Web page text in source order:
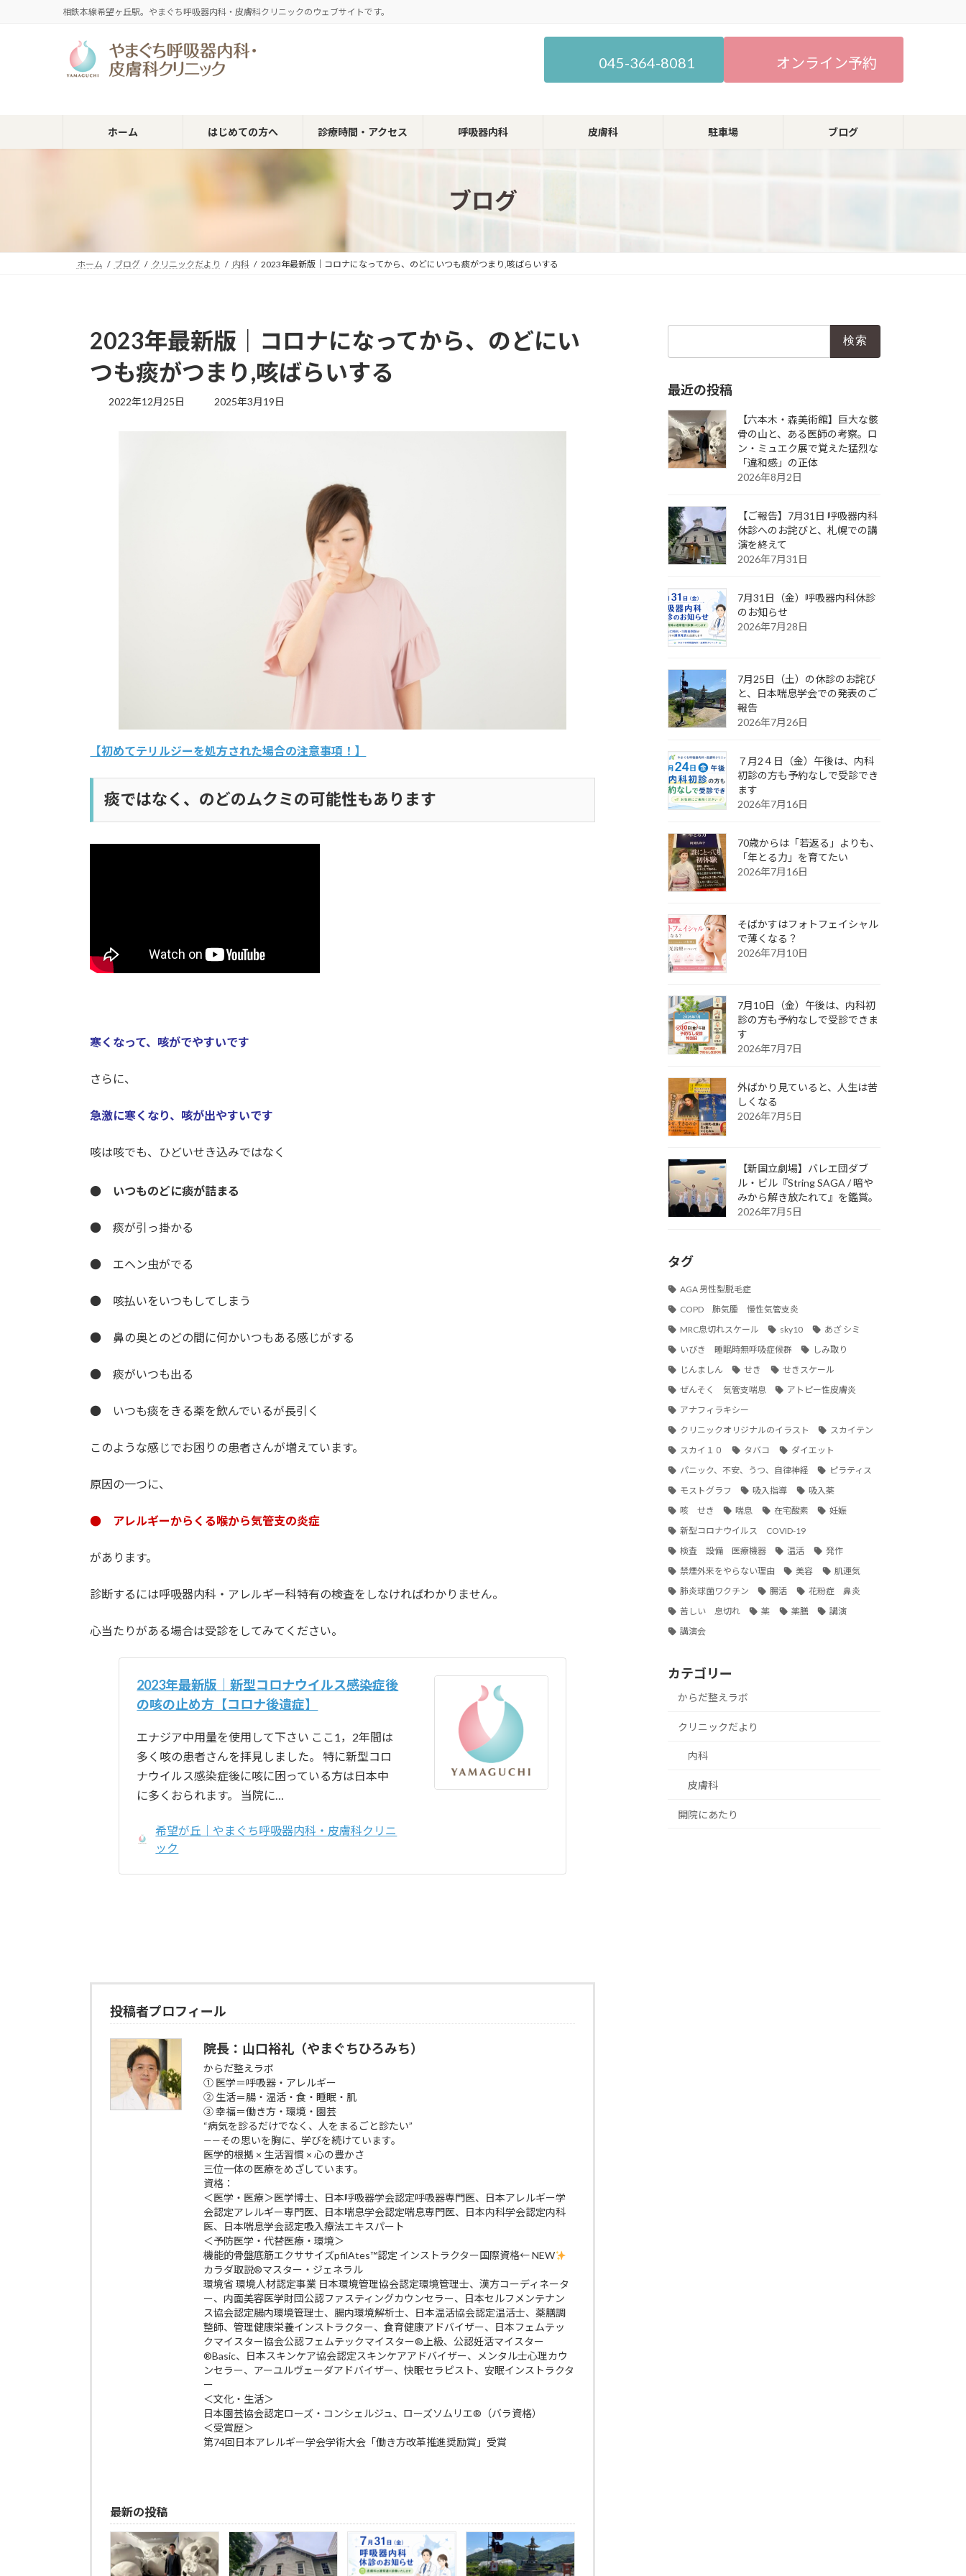
ッ
移
相鉄本線希望ヶ丘駅。やまぐち呼吸器内科・皮膚科クリニックのウェブサイトです。
045-364-8081 オンライン予約
ホーム はじめての方へ 診療時間・アクセス 呼吸器内科 皮膚科 駐車場 ブログ
ブログ
ホーム ブログ クリニックだより 内科 2023年最新版｜コロナになってから、のどにいつも痰がつまり,咳ばらいする
2023年最新版｜コロナになってから、のどにい
つも痰がつまり,咳ばらいする
2022年12月25日
最
2025年3月19日
【初めてテリルジーを処方された場合の注意事項！】
痰ではなく、のどのムクミの可能性もあります
寒くなって、咳がでやすいです
さらに、
急激に寒くなり、咳が出やすいです
咳は咳でも、ひどいせき込みではなく
● いつものどに痰が詰まる
● 痰が引っ掛かる
● エヘン虫がでる
● 咳払いをいつもしてしまう
● 鼻の奥とのどの間に何かいつもある感じがする
● 痰がいつも出る
● いつも痰をきる薬を飲んでいるが長引く
このような感じでお困りの患者さんが増えています。
原因の一つに、
● アレルギーからくる喉から気管支の炎症
があります。
診断するには呼吸器内科・アレルギー科特有の検査をしなければわかりません。
心当たりがある場合は受診をしてみてください。
2023年最新版｜新型コロナウイルス感染症後
の咳の止め方【コロナ後遺症】
エナジア中用量を使用して下さい ここ1，2年間は
多く咳の患者さんを拝見しました。 特に新型コロ
ナウイルス感染症後に咳に困っている方は日本中
に多くおられます。 当院に…
希望が丘｜やまぐち呼吸器内科・皮膚科クリニ
ック
投稿者プロフィール
院長：山口裕礼（やまぐちひろみち）
からだ整えラボ
① 医学＝呼吸器・アレルギー
② 生活＝腸・温活・食・睡眠・肌
③ 幸福＝働き方・環境・園芸
“病気を診るだけでなく、人をまるごと診たい”
——その思いを胸に、学びを続けています。
医学的根拠 × 生活習慣 × 心の豊かさ
三位一体の医療をめざしています。
資格：
＜医学・医療＞医学博士、日本呼吸器学会認定呼吸器専門医、日本アレルギー学
会認定アレルギー専門医、日本喘息学会認定喘息専門医、日本内科学会認定内科
医、日本喘息学会認定吸入療法エキスパート
＜予防医学・代替医療・環境＞
機能的骨盤底筋エクササイズpfilAtes™認定 インストラクター国際資格← NEW
カラダ取説®マスター・ジェネラル
環境省 環境人材認定事業 日本環境管理協会認定環境管理士、漢方コーディネータ
ー、内面美容医学財団公認ファスティングカウンセラー、日本セルフメンテナン
ス協会認定腸内環境管理士、腸内環境解析士、日本温活協会認定温活士、薬膳調
整師、管理健康栄養インストラクター、食育健康アドバイザー、日本フェムテッ
クマイスター協会公認フェムテックマイスター®上級、公認妊活マイスター
®Basic、日本スキンケア協会認定スキンケアアドバイザー、メンタル士心理カウ
ンセラー、アーユルヴェーダアドバイザー、快眠セラピスト、安眠インストラクタ
ー
＜文化・生活＞
日本園芸協会認定ローズ・コンシェルジュ、ローズソムリエ®（バラ資格）
＜受賞歴＞
第74回日本アレルギー学会学術大会「働き方改革推進奨励賞」受賞
最新の投稿
最近の投稿
【六本木・森美術館】巨大な骸
骨の山と、ある医師の考察。ロ
ン・ミュエク展で覚えた猛烈な
「違和感」の正体
2026年8月2日
【ご報告】7月31日 呼吸器内科
休診へのお詫びと、札幌での講
演を終えて
2026年7月31日
7月31日（金）呼吸器内科休診
のお知らせ
2026年7月28日
7月25日（土）の休診のお詫び
と、日本喘息学会での発表のご
報告
2026年7月26日
７月2４日（金）午後は、内科
初診の方も予約なしで受診でき
ます
2026年7月16日
70歳からは「若返る」よりも、
「年とる力」を育てたい
2026年7月16日
そばかすはフォトフェイシャル
で薄くなる？
2026年7月10日
7月10日（金）午後は、内科初
診の方も予約なしで受診できま
す
2026年7月7日
外ばかり見ていると、人生は苦
しくなる
2026年7月5日
【新国立劇場】バレエ団ダブ
ル・ビル『String SAGA / 暗や
みから解き放たれて』を鑑賞。
2026年7月5日
タグ
AGA 男性型脱毛症
COPD 肺気腫 慢性気管支炎
MRC息切れスケール
sky10
あざ シミ
いびき 睡眠時無呼吸症候群
しみ取り
じんましん
せき
せきスケール
ぜんそく 気管支喘息
アトピー性皮膚炎
アナフィラキシー
クリニックオリジナルのイラスト
スカイテン
スカイ１０
タバコ
ダイエット
パニック、不安、うつ、自律神経
ピラティス
モストグラフ
吸入指導
吸入薬
咳 せき
喘息 在宅酸素
妊娠
新型コロナウイルス COVID-19
検査 設備 医療機器
温活
発作
禁煙外来をやらない理由
美容
肌運気
肺炎球菌ワクチン
腸活
花粉症 鼻炎
苦しい 息切れ
薬 薬膳
講演
講演会
カテゴリー
からだ整えラボ
クリニックだより
内科
皮膚科
開院にあたり